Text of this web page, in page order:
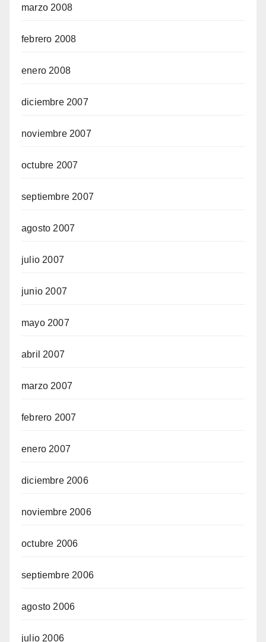
marzo 2008
febrero 2008
enero 2008
diciembre 2007
noviembre 2007
octubre 2007
septiembre 2007
agosto 2007
julio 2007
junio 2007
mayo 2007
abril 2007
marzo 2007
febrero 2007
enero 2007
diciembre 2006
noviembre 2006
octubre 2006
septiembre 2006
agosto 2006
julio 2006